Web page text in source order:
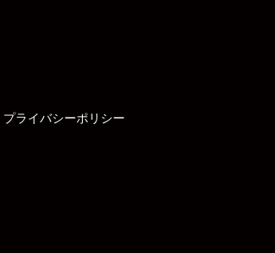
プライバシーポリシー